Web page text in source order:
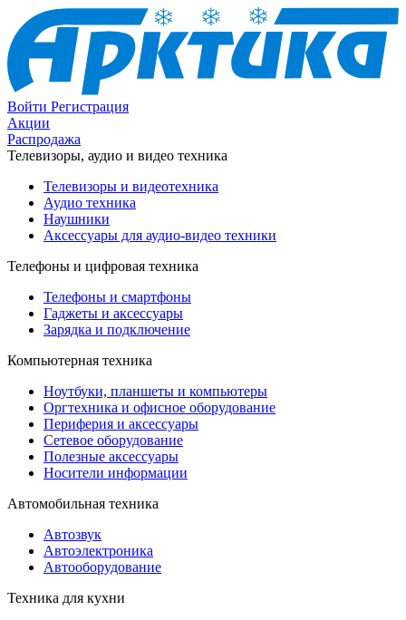
Войти Регистрация
Акции
Распродажа
Телевизоры, аудио и видео техника
Телевизоры и видеотехника
Аудио техника
Наушники
Аксессуары для аудио-видео техники
Телефоны и цифровая техника
Телефоны и смартфоны
Гаджеты и аксессуары
Зарядка и подключение
Компьютерная техника
Ноутбуки, планшеты и компьютеры
Оргтехника и офисное оборудование
Периферия и аксессуары
Cетевое оборудование
Полезные аксессуары
Носители информации
Автомобильная техника
Автозвук
Автоэлектроника
Автооборудование
Техника для кухни